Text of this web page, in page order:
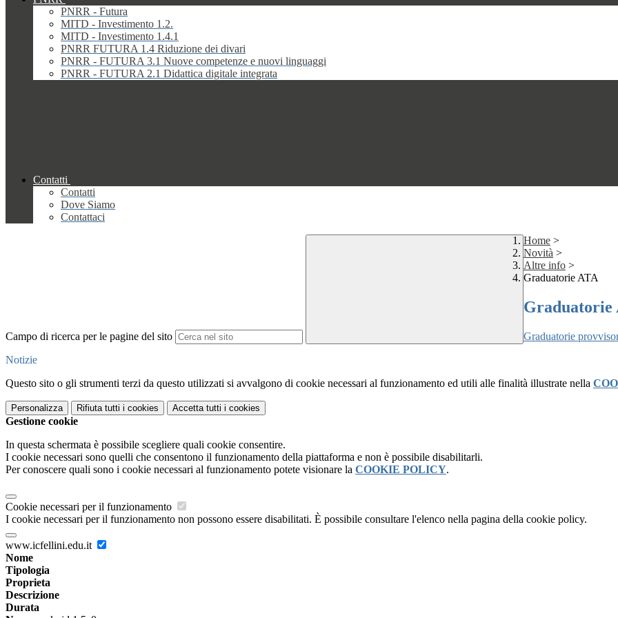
PNRR - Futura
MITD - Investimento 1.2.
MITD - Investimento 1.4.1
PNRR FUTURA 1.4 Riduzione dei divari
PNRR - FUTURA 3.1 Nuove competenze e nuovi linguaggi
PNRR - FUTURA 2.1 Didattica digitale integrata
Contatti
Contatti
Dove Siamo
Contattaci
Campo di ricerca per le pagine del sito
Home >
Novità >
Altre info >
Graduatorie ATA
Graduatorie
Graduatorie
Notizie
Questo sito o gli strumenti terzi da questo utilizzati si avvalgono di cookie necessari al funzionamento ed utili alle finalità illustrate nella
Personalizza Rifiuta tutti i cookies Accetta tutti i cookies
Gestione cookie
In questa schermata è possibile scegliere quali cookie consentire.
I cookie necessari sono quelli che consentono il funzionamento della piattaforma e non è possibile disabilitarli.
Per conoscere quali sono i cookie necessari al funzionamento potete visionare la COOKIE POLICY.
Cookie necessari per il funzionamento
I cookie necessari per il funzionamento non possono essere disabilitati. È possibile consultare l'elenco nella pagina della cookie policy.
www.icfellini.edu.it
Nome
Tipologia
Proprieta
Descrizione
Durata